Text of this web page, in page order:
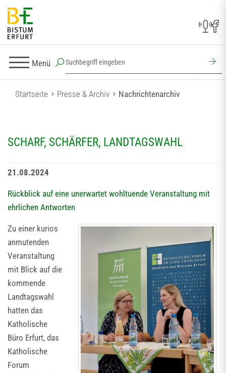
Menü
Startseite Presse & Archiv Nachrichtenarchiv
SCHARF, SCHÄRFER, LANDTAGSWAHL
21.08.2024
Rückblick auf eine unerwartet wohltuende Veranstaltung mit
ehrlichen Antworten
Zu einer kurios
anmutenden
Veranstaltung
mit Blick auf die
kommende
Landtagswahl
hatten das
Katholische
Büro Erfurt, das
Katholische
Forum